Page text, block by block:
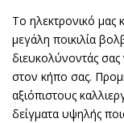
Το ηλεκτρονικό
μεγάλη ποικιλία
διευκολύνοντάς
στον κήπο σας.
αξιόπιστους
δείγματα υψηλής